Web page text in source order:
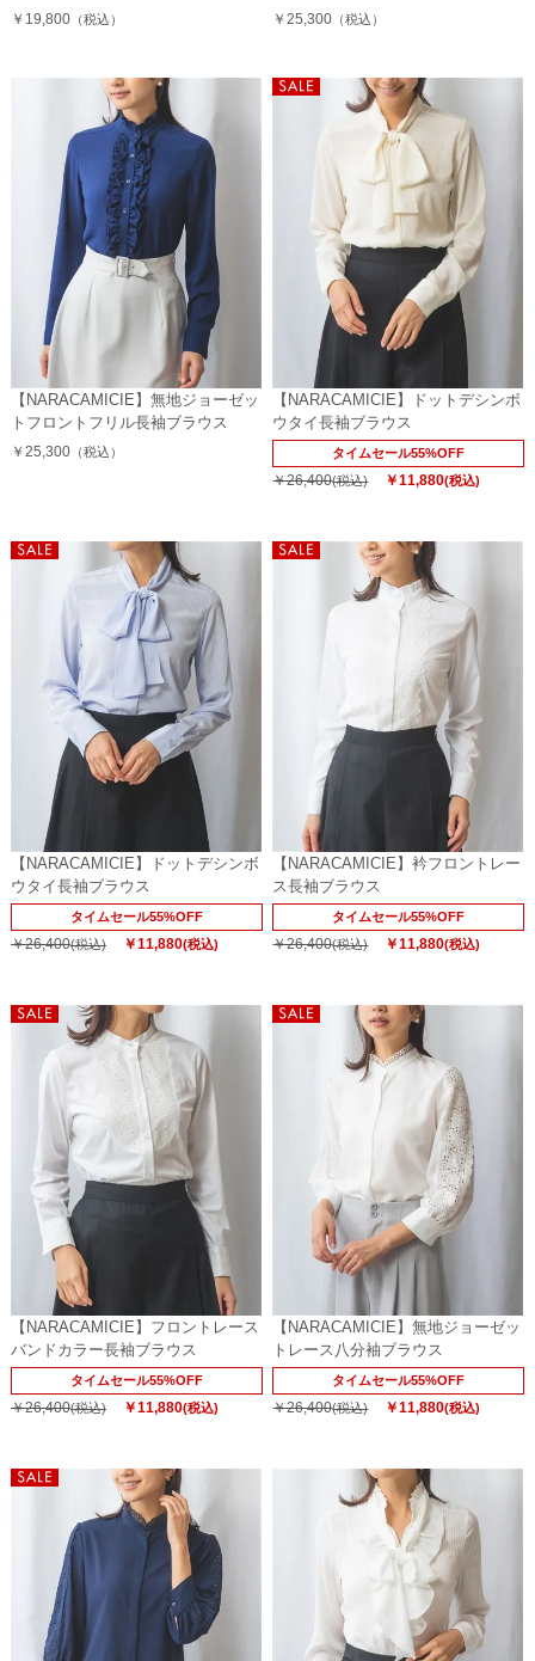
￥19,800（税込） ￥25,300 （税込）
【NARACAMICIE】無地ジョーゼッ
トフロントフリル長袖ブラウス
￥25,300（税込）
【NARACAMICIE】ドットデシンボ
ウタイ長袖ブラウス
タイムセール55%OFF
￥26,400(税込) ￥11,880(税込)
【NARACAMICIE】ドットデシンボ
ウタイ長袖ブラウス
タイムセール55%OFF
￥26,400(税込) ￥11,880(税込)
【NARACAMICIE】衿フロントレー
ス長袖ブラウス
タイムセール55%OFF
￥26,400(税込) ￥11,880(税込)
【NARACAMICIE】フロントレース
バンドカラー長袖ブラウス
タイムセール55%OFF
￥26,400(税込) ￥11,880(税込)
【NARACAMICIE】無地ジョーゼッ
トレース八分袖ブラウス
タイムセール55%OFF
￥26,400(税込) ￥11,880(税込)